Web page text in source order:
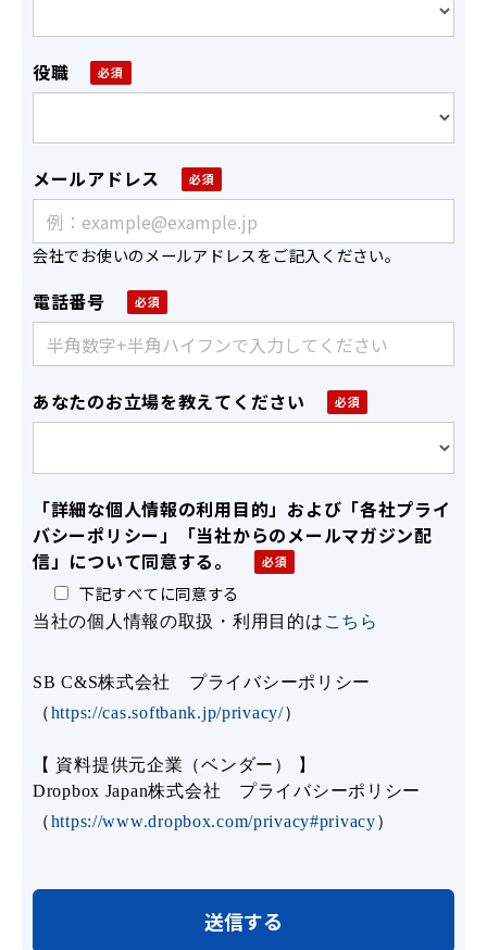
役職
メールアドレス
会社でお使いのメールアドレスをご記入ください。
電話番号
あなたのお立場を教えてください
「詳細な個人情報の利用目的」および「各社プライ
バシーポリシー」「当社からのメールマガジン配
信」について同意する。
下記すべてに同意する
当社の個人情報の取扱・利用目的は こちら
SB C&S株式会社 プライバシーポリシー
（https://cas.softbank.jp/privacy/）
【 資料提供元企業（ベンダー） 】
Dropbox Japan株式会社 プライバシーポリシー
（https://www.dropbox.com/privacy#privacy）